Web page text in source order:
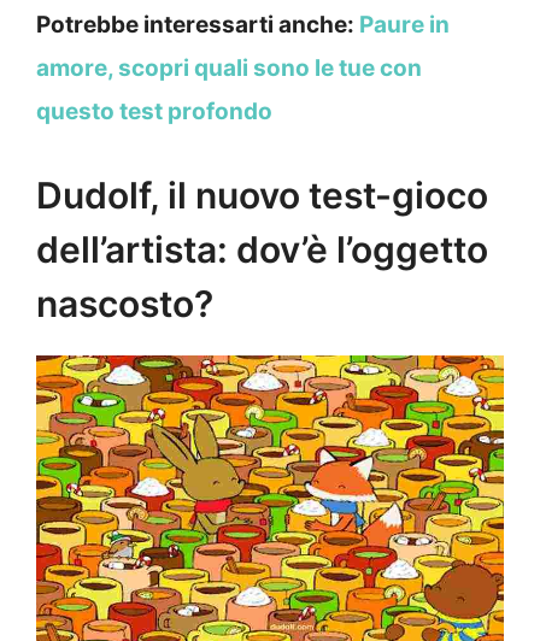
Potrebbe interessarti anche: Paure in
amore, scopri quali sono le tue con
questo test profondo
Dudolf, il nuovo test-gioco
dell’artista: dov’è l’oggetto
nascosto?